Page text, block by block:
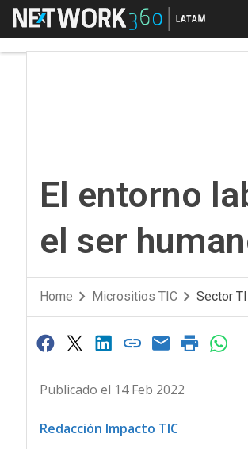
Menú El
El entorno
el ser
Home Micrositios TIC Sector TI
Publicado el 14 Feb 2022
Redacción Impacto TIC